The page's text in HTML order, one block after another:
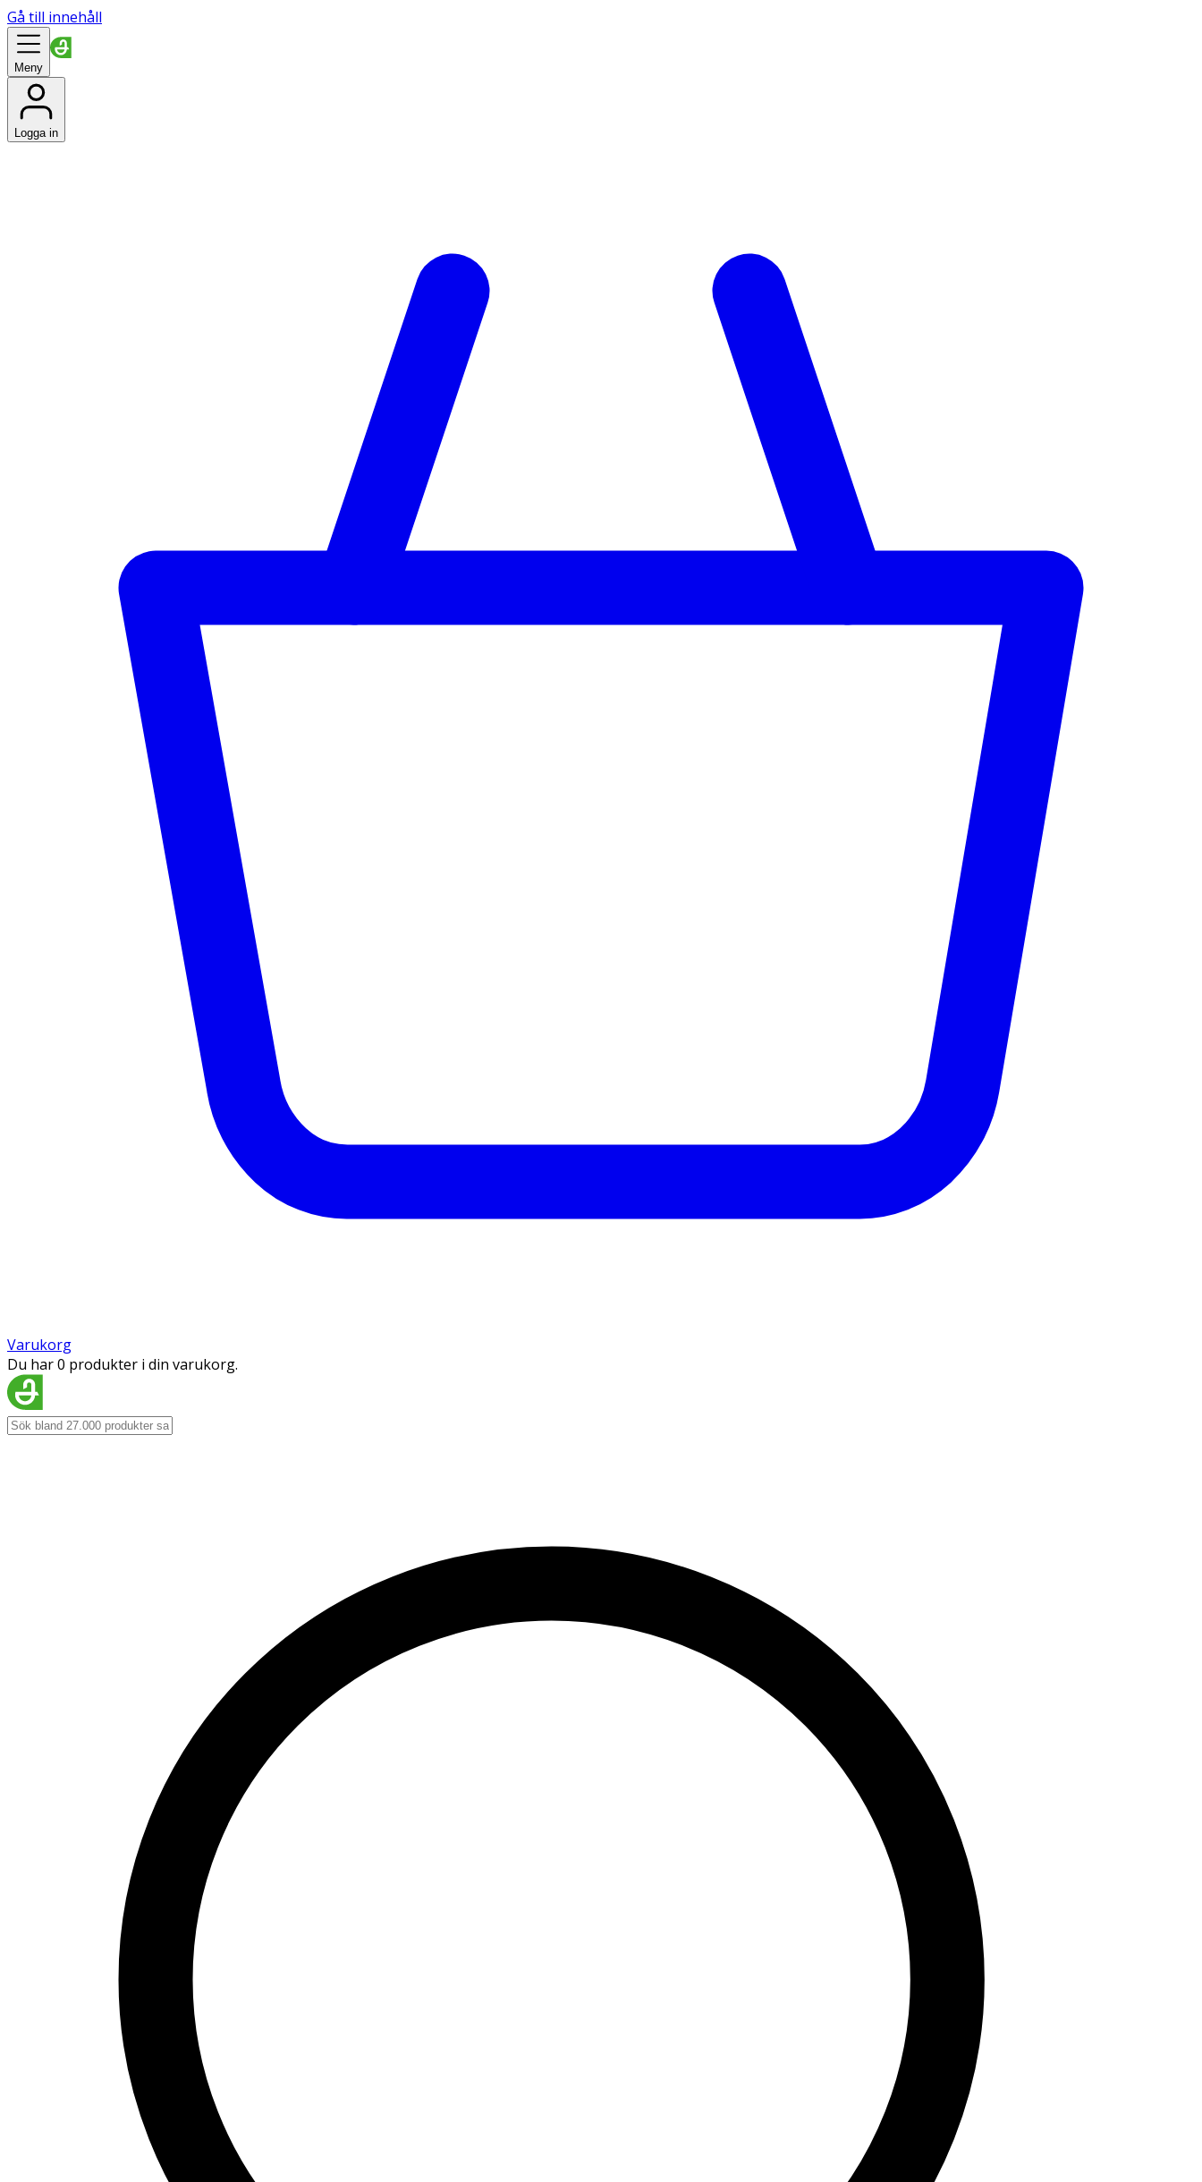
Gå till innehåll
Meny
Logga in
Varukorg
Du har 0 produkter i din varukorg.